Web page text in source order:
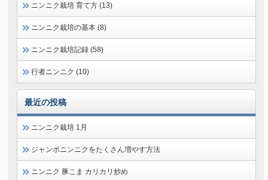
ニンニク栽培 育て方 (13)
ニンニク栽培の基本 (8)
ニンニク栽培記録 (58)
行者ニンニク (10)
最近の投稿
ニンニク栽培 1月
ジャンボニンニクをたくさん増やす方法
ニンニク 豚こま カリカリ炒め